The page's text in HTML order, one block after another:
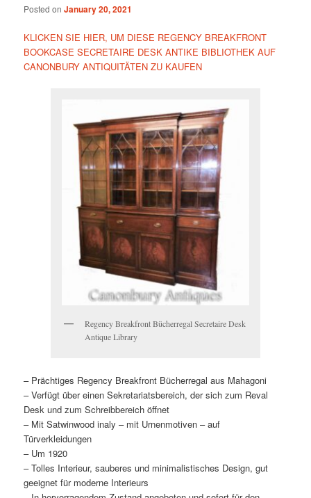
Posted onJanuary 20, 2021
KLICKEN SIE HIER, UM DIESE REGENCY BREAKFRONT
BOOKCASE SECRETAIRE DESK ANTIKE BIBLIOTHEK AUF
CANONBURY ANTIQUITÄTEN ZU KAUFEN
Regency Breakfront Bücherregal Secretaire Desk
Antique Library
– Prächtiges Regency Breakfront Bücherregal aus Mahagoni
– Verfügt über einen Sekretariatsbereich, der sich zum Reval
Desk und zum Schreibbereich öffnet
– Mit Satwinwood inaly – mit Urnenmotiven – auf
Türverkleidungen
– Um 1920
– Tolles Interieur, sauberes und minimalistisches Design, gut
geeignet für moderne Interieurs